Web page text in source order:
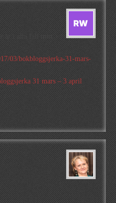
är i alla fall mitt
03/bokbloggsjerka-31-mars-
31 mars – 3 april